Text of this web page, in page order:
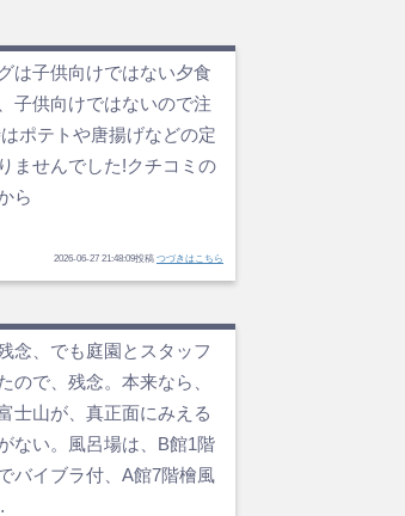
は子供向けではない夕食
子供向けではないので注
ポテトや唐揚げなどの定
ませんでした!クチコミの
ら
2026-06-27 21:48:09投稿 つづきはこちら
念、でも庭園とスタッフ
ので、残念。本来なら、
士山が、真正面にみえる
ない。風呂場は、B館1階
バイブラ付、A館7階檜風